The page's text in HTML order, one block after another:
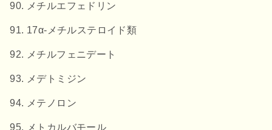
メチルエフェドリン
17α-メチルステロイド類
メチルフェニデート
メデトミジン
メテノロン
メトカルバモール